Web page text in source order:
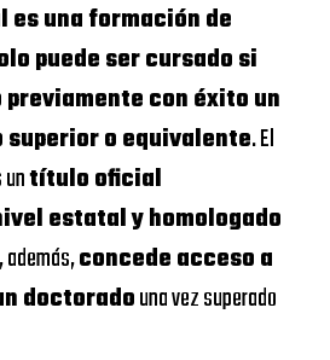
es una formación de
puede ser cursado si
con éxito un
superior o equivalente. El
título oficial
estatal y homologado
, además,concede acceso a
doctoradouna vez superado